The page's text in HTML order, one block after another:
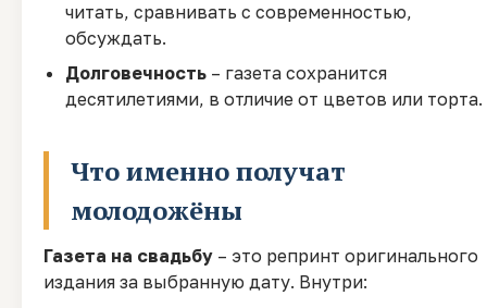
читать, сравнивать с современностью,
обсуждать.
Долговечность – газета сохранится
десятилетиями, в отличие от цветов или торта.
Что именно получат
молодожёны
Газета на свадьбу – это репринт оригинального
издания за выбранную дату. Внутри: